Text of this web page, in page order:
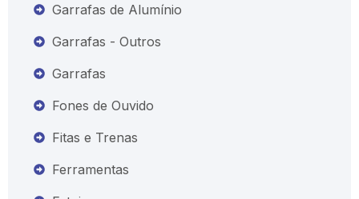
Garrafas de Alumínio
Garrafas - Outros
Garrafas
Fones de Ouvido
Fitas e Trenas
Ferramentas